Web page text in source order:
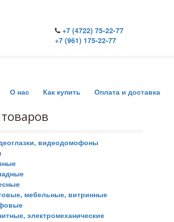
+7 (4722) 75-22-77
+7 (961) 175-22-77
О нас Как купить Оплата и доставка
видеодомофоны
мебельные, витринные
электромеханические